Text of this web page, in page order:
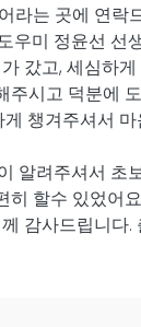
라는 곳에 연락
우미 정윤선 선
갔고, 세심하
시고 덕분에
챙겨주셔서
알려주셔서 초
할수 있었어
감사드립니